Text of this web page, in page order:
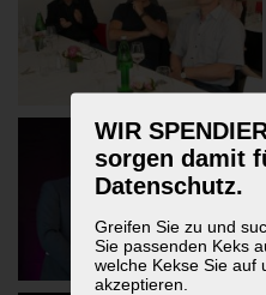
WIR
sorgen damit
Datenschutz.
Greifen Sie zu und
Sie passenden Keks
welche Kekse Sie auf
akzeptieren.